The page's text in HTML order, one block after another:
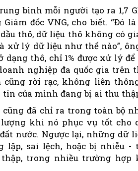
bình mỗi người tạo ra 1,7
đốc VNG, cho biết. “Đó
thô, dữ liệu thô không có
xử lý dữ liệu như thế nào”,
dạng thô, chỉ 1% được xử lý
nghiệp đa quốc gia trên
cũng rời rạc, không liên
của mình đang bị ai thu
cũng đã chỉ ra trong toàn bộ
khi nó phục vụ tốt cho
nước. Ngược lại, những dữ
lặp, sai lệch, hoặc bị nhiễu
trong nhiều trường hợp